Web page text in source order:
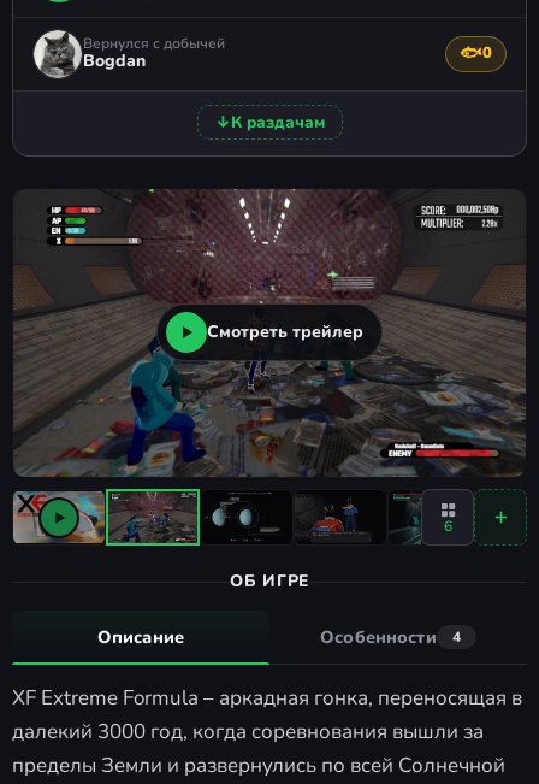
Вернулся с добычей
Bogdan 🐟0
↓К раздачам
Смотреть трейлер
6
ОБ ИГРЕ
Описание Особенности 4
XF Extreme Formula – аркадная гонка, переносящая в
далекий 3000 год, когда соревнования вышли за
пределы Земли и развернулись по всей Солнечной